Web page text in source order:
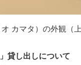
カマタ）の外観（
」貸し出しについて